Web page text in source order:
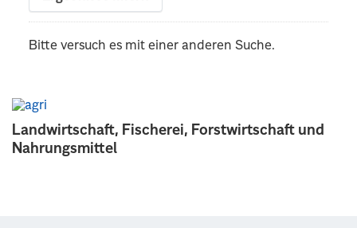
Landwirtschaft, Fischerei, Forstwirtschaft und
Nahrungsmittel
Bitte versuch es mit einer anderen Suche.